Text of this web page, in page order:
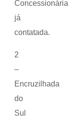
Concessionária
já
contatada.
2
–
Encruzilhada
do
Sul